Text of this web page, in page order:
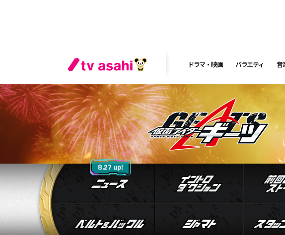
ドラマ・映画 バラエティ 音
ニュース
8.27 up! イントロ
ベルト&バックル ジャマト